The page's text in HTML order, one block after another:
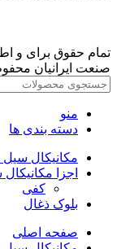
تمام حقوق برای و
صنعت ایرانیان
منو
دسته بندی ها
مکانیکال سیل
اجزا
کفی
بلوک ذغال
صفحه اصلی